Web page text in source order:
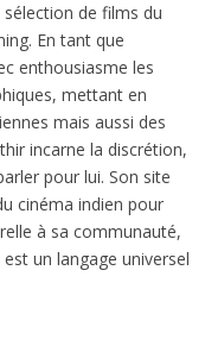
de films du
En tant que
enthousiasme les
mettant en
mais aussi des
incarne la discrétion,
pour lui. Son site
cinéma indien pour
à sa communauté,
un langage universel